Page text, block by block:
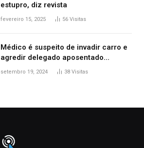
estupro, diz revista
fevereiro 15, 2025 56 Visitas
Médico é suspeito de invadir carro e
agredir delegado aposentado
durante confusão no trânsito
setembro 19, 2024 38 Visitas